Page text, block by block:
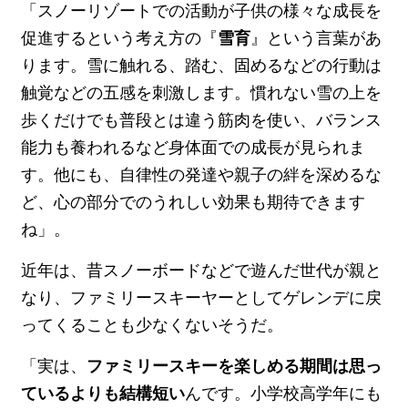
「スノーリゾートでの活動が子供の様々な成長を
促進するという考え方の『雪育』という言葉があ
ります。雪に触れる、踏む、固めるなどの行動は
触覚などの五感を刺激します。慣れない雪の上を
歩くだけでも普段とは違う筋肉を使い、バランス
能力も養われるなど身体面での成長が見られま
す。他にも、自律性の発達や親子の絆を深めるな
ど、心の部分でのうれしい効果も期待できます
ね」。
近年は、昔スノーボードなどで遊んだ世代が親と
なり、ファミリースキーヤーとしてゲレンデに戻
ってくることも少なくないそうだ。
「実は、 ファミリースキーを楽しめる期間は思っ
ているよりも結構短いんです。小学校高学年にも